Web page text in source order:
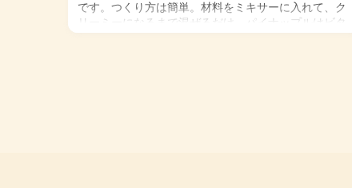
です。つくり方は簡単。材料をミキサーに入れて、ク
リーミーになるまで混ぜるだけ。パイナップルはビタ